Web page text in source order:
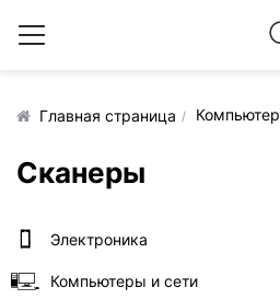
Главная страница
Сканеры
Электроника
Компьютеры и сети